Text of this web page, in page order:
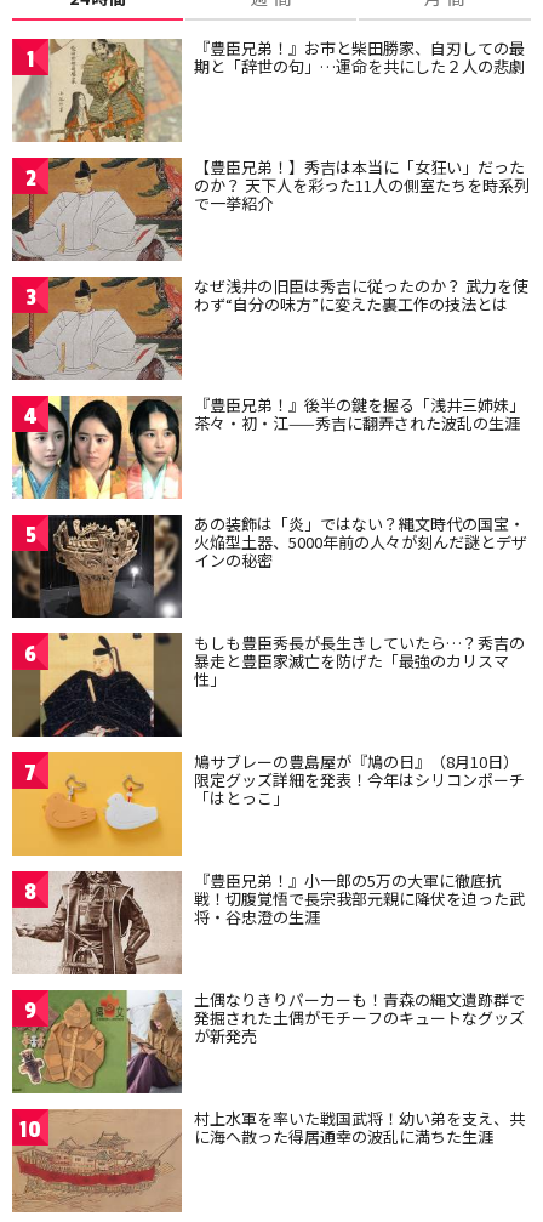
1 『豊臣兄弟！』お市と柴田勝家、自刃しての最
期と「辞世の句」…運命を共にした２人の悲劇
2 【豊臣兄弟！】秀吉は本当に「女狂い」だった
のか？ 天下人を彩った11人の側室たちを時系列
で一挙紹介
3 なぜ浅井の旧臣は秀吉に従ったのか？ 武力を使
わず“自分の味方”に変えた裏工作の技法とは
4 『豊臣兄弟！』後半の鍵を握る「浅井三姉妹」
茶々・初・江——秀吉に翻弄された波乱の生涯
5 あの装飾は「炎」ではない？縄文時代の国宝・
火焔型土器、5000年前の人々が刻んだ謎とデザ
インの秘密
6 もしも豊臣秀長が長生きしていたら…？秀吉の
暴走と豊臣家滅亡を防げた「最強のカリスマ
性」
7 鳩サブレーの豊島屋が『鳩の日』（8月10日）
限定グッズ詳細を発表！今年はシリコンポーチ
「はとっこ」
8 『豊臣兄弟！』小一郎の5万の大軍に徹底抗
戦！切腹覚悟で長宗我部元親に降伏を迫った武
将・谷忠澄の生涯
9 土偶なりきりパーカーも！青森の縄文遺跡群で
発掘された土偶がモチーフのキュートなグッズ
が新発売
10 村上水軍を率いた戦国武将！幼い弟を支え、共
に海へ散った得居通幸の波乱に満ちた生涯